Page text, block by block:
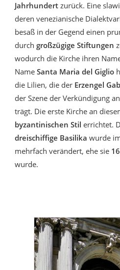
Jahrhundert zurück. Eine
deren venezianische
besaß in der Gegend einen
durch großzügige Stiftungen
wodurch die Kirche ihren
Name Santa Maria del Giglio
die Lilien, die der Erzengel
der Szene der Verkündigung
trägt. Die erste Kirche an
byzantinischen Stil errichtet.
dreischiffige Basilika wurde
mehrfach verändert, ehe sie
wurde.